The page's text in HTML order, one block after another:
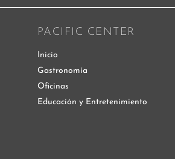
PACIFIC CENTER
Inicio
Gastronomía
Oficinas
Educación y Entretenimiento